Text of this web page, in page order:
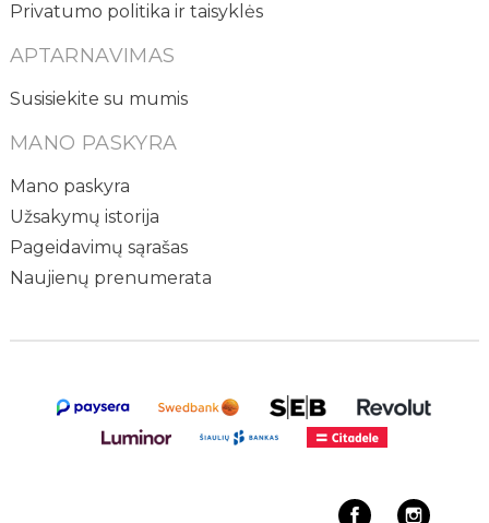
Privatumo politika ir taisyklės
APTARNAVIMAS
Susisiekite su mumis
MANO PASKYRA
Mano paskyra
Užsakymų istorija
Pageidavimų sąrašas
Naujienų prenumerata